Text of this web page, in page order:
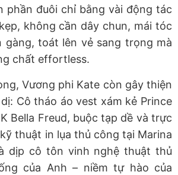
phần đuôi chỉ bằng vài động tác
không cần dây chun, mái tóc
gàng, toát lên vẻ sang trọng mà
chất effortless.
Vương phi Kate còn gây thiện
Cô tháo áo vest xám kẻ Prince
Bella Freud, buộc tạp dề và trực
thuật in lụa thủ công tại Marina
dịp cô tôn vinh nghệ thuật thủ
của Anh – niềm tự hào của